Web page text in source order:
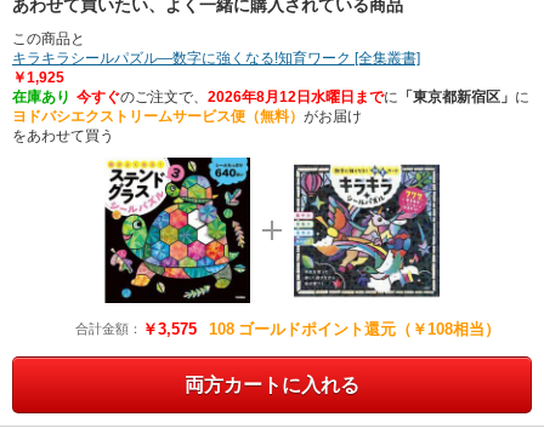
あわせて買いたい、よく一緒に購入されている商品
この商品と
キラキラシールパズル―数字に強くなる!知育ワーク [全集叢書]
￥1,925
在庫あり 今すぐのご注文で、 2026年8月12日水曜日までに 「東京都新宿区」 に
ヨドバシエクストリームサービス便（無料） がお届け
をあわせて買う
合計金額： ￥3,575 108 ゴールドポイント還元（￥108相当）
両方カートに入れる